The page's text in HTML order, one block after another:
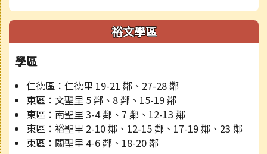
裕文學區
學區
仁德區：仁德里 19-21 鄰、27-28 鄰
東區：文聖里 5 鄰、8 鄰、15-19 鄰
東區：南聖里 3-4 鄰、7 鄰、12-13 鄰
東區：裕聖里 2-10 鄰、12-15 鄰、17-19 鄰、23 鄰
東區：關聖里 4-6 鄰、18-20 鄰